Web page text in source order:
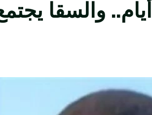
والسقا